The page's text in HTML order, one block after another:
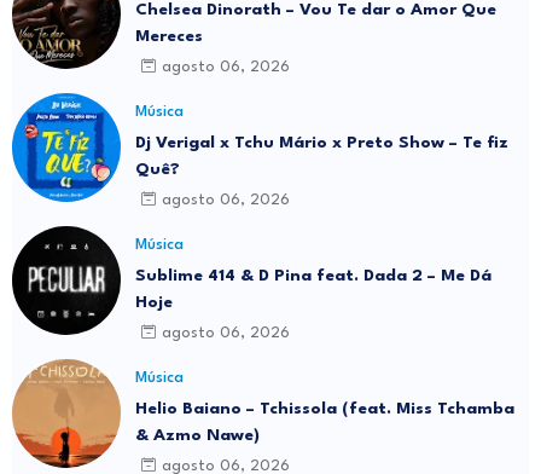
Chelsea Dinorath – Vou Te dar o Amor Que
Mereces
agosto 06, 2026
Música
Dj Verigal x Tchu Mário x Preto Show – Te fiz
Quê?
agosto 06, 2026
Música
Sublime 414 & D Pina feat. Dada 2 – Me Dá
Hoje
agosto 06, 2026
Música
Helio Baiano – Tchissola (feat. Miss Tchamba
& Azmo Nawe)
agosto 06, 2026